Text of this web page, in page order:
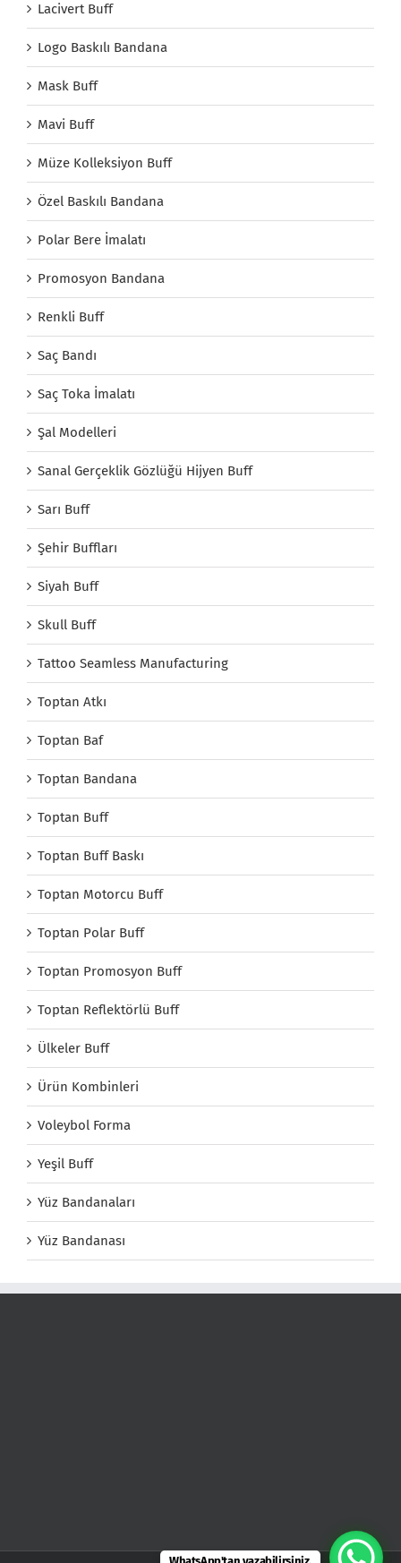
Lacivert Buff
Logo Baskılı Bandana
Mask Buff
Mavi Buff
Müze Kolleksiyon Buff
Özel Baskılı Bandana
Polar Bere İmalatı
Promosyon Bandana
Renkli Buff
Saç Bandı
Saç Toka İmalatı
Şal Modelleri
Sanal Gerçeklik Gözlüğü Hijyen Buff
Sarı Buff
Şehir Buffları
Siyah Buff
Skull Buff
Tattoo Seamless Manufacturing
Toptan Atkı
Toptan Baf
Toptan Bandana
Toptan Buff
Toptan Buff Baskı
Toptan Motorcu Buff
Toptan Polar Buff
Toptan Promosyon Buff
Toptan Reflektörlü Buff
Ülkeler Buff
Ürün Kombinleri
Voleybol Forma
Yeşil Buff
Yüz Bandanaları
Yüz Bandanası